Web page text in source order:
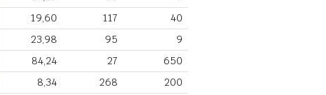
19,60 117 40
23,98 95 9
84,24 27 650
8,34 268 200